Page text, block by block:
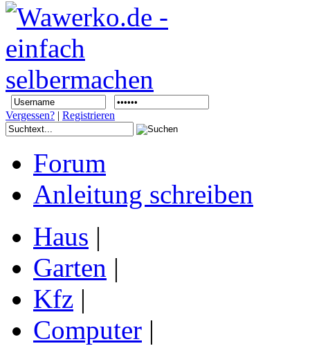
Vergessen? | Registrieren
Forum
Anleitung schreiben
Haus |
Garten |
Kfz |
Computer |